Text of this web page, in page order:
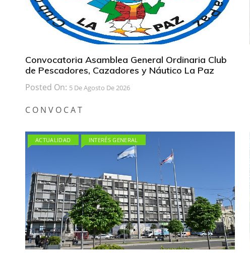
Convocatoria Asamblea General Ordinaria Club
de Pescadores, Cazadores y Náutico La Paz
Posted On: 5 De Agosto De 2026
C O N V O C A T
ACTUALIDAD INTERÉS GENERAL